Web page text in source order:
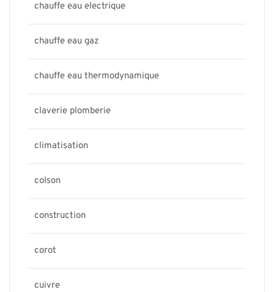
chauffe eau electrique
chauffe eau gaz
chauffe eau thermodynamique
claverie plomberie
climatisation
colson
construction
corot
cuivre